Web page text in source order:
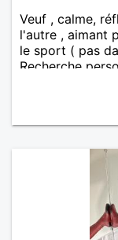
Veuf , calme,
l'autre , aimant
le sport ( pas
Recherche
étienne) pour
en parfaite